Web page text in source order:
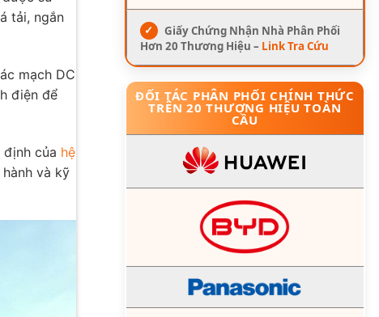
tải, ngắn
mạch DC
điện để
của hệ
và kỹ
✓
Giấy Chứng Nhận Nhà Phân Phối
Hơn 20 Thương Hiệu – Link Tra Cứu
ĐỐI TÁC PHÂN PHỐI CHÍNH THỨC
TRÊN 20 THƯƠNG HIỆU TOÀN
CẦU